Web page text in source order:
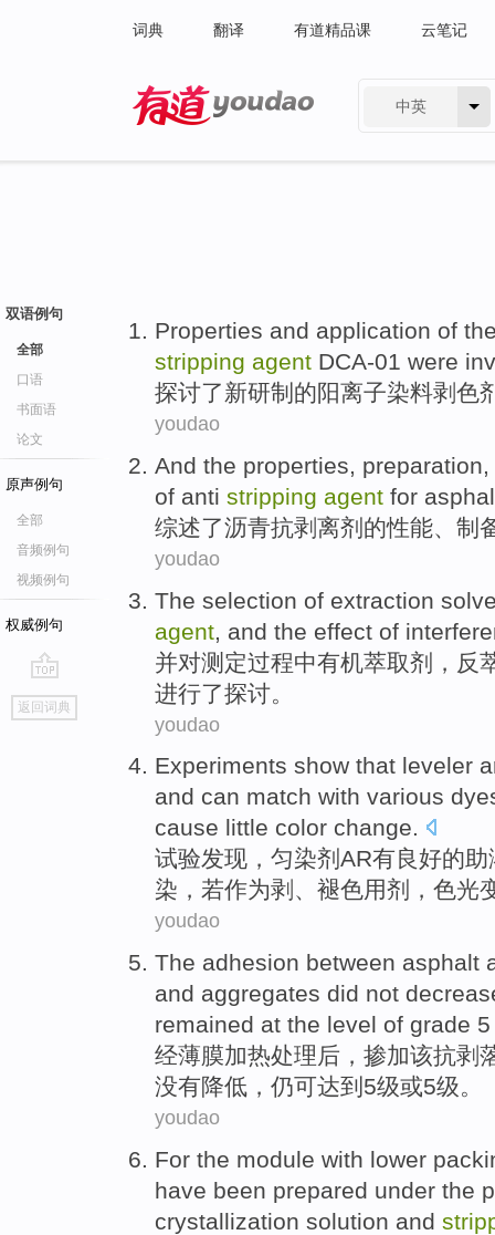
词典 翻译 有道精品课 云笔记
中英
双语例句
全部
口语
书面语
论文
原声例句
全部
音频例句
视频例句
权威例句
go
top
返回词典
Properties and application of
stripping agent DCA-01 were
探讨了新研制 的阳离子染料剥色
youdao
And the properties, preparation,
of anti stripping agent for
综述了沥青抗剥离剂 的性能、 制
youdao
The selection of extraction
agent and the effect of
并对测定过程中有机萃取剂 ，反
进行了探讨。
youdao
Experiments show that leveler
and can match with various
cause little color change.
试验发现 ， 匀染剂 AR有良好的
染，若作为剥 、褪色用剂，色光
youdao
The adhesion between asphalt
and aggregates did not
remained at the level of grade 5
经薄膜加热处理 后 ，掺加该抗剥
没有降低 ， 仍可达到 5级或5级。
youdao
For the module with lower
have been prepared under the
crystallization solution and